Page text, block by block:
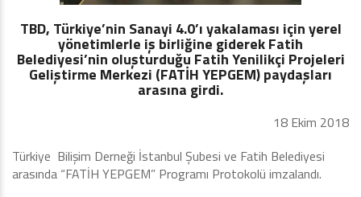
TBD, Türkiye’nin Sanayi 4.0’ı yakalaması için yerel
yönetimlerle iş birliğine giderek Fatih
Belediyesi’nin oluşturduğu Fatih Yenilikçi Projeleri
Geliştirme Merkezi (FATİH YEPGEM) paydaşları
arasına girdi.
18 Ekim 2018
Türkiye Bilişim Derneği İstanbul Şubesi ve Fatih Belediyesi
arasında “FATİH YEPGEM” Programı Protokolü imzalandı.